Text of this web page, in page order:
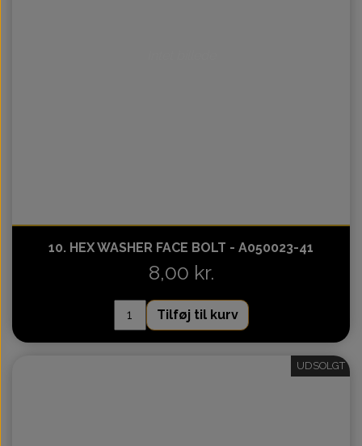
10. HEX WASHER FACE BOLT - A050023-41
8,00 kr.
Tilføj til kurv
UDSOLGT